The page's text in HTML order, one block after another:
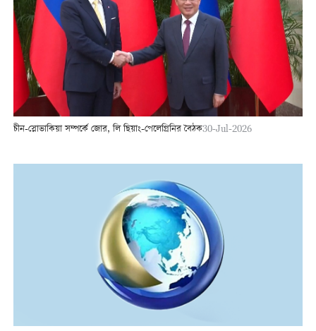
চীন-স্লোভাকিয়া সম্পর্কে জোর, লি ছিয়াং-পেলেগ্রিনির বৈঠক30-Jul-2026